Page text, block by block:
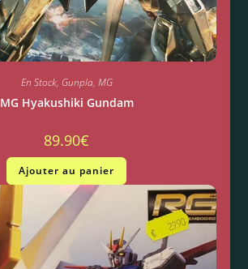
En Stock, Gunpla, MG
MG Hyakushiki Gundam
89.90€
Ajouter au panier